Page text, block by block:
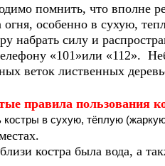
помнить, что вполне
огня, особенно в сухую,
набрать силу и
«101»или «112».
веток лиственных
правила пользования
костры в сухую, тёплую
костра была вода, а